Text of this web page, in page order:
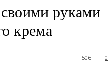
руками
крема
0
506